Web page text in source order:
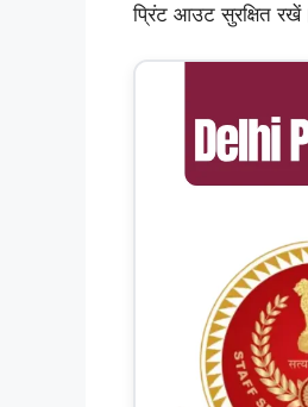
प्रिंट आउट सुरक्षित